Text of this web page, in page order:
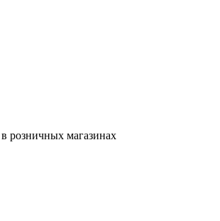
розничных магазинах